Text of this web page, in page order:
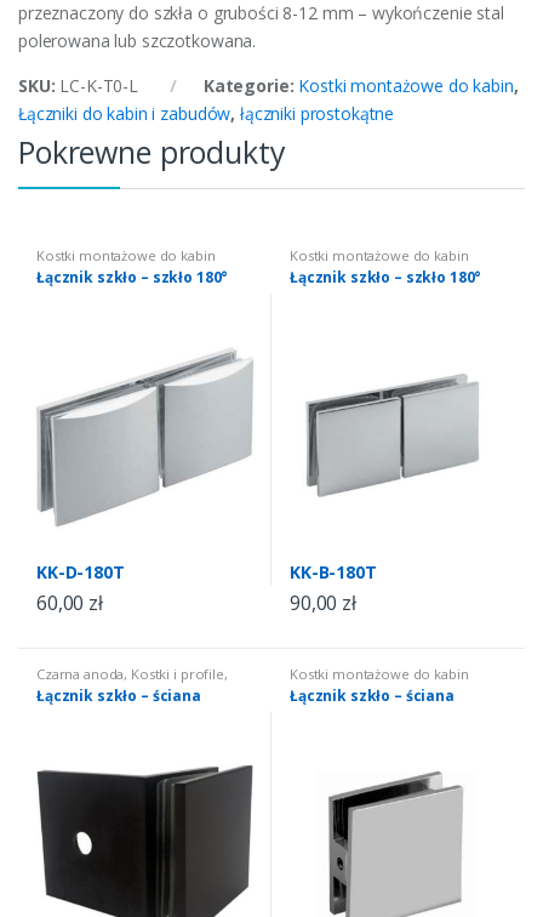
przeznaczony do szkła o grubości 8-12 mm – wykończenie stal
polerowana lub szczotkowana.
SKU: LC-K-T0-L Kategorie: Kostki montażowe do kabin,
Łączniki do kabin i zabudów, łączniki prostokątne
Pokrewne produkty
Kostki montażowe do kabin
Łącznik szkło – szkło 180°
KK-D-180T
60,00 zł
Kostki montażowe do kabin
Łącznik szkło – szkło 180°
KK-B-180T
90,00 zł
Czarna anoda, Kostki i profile,
Kostki montażowe do kabin
Łącznik szkło – ściana
Kostki montażowe do kabin
Łącznik szkło – ściana